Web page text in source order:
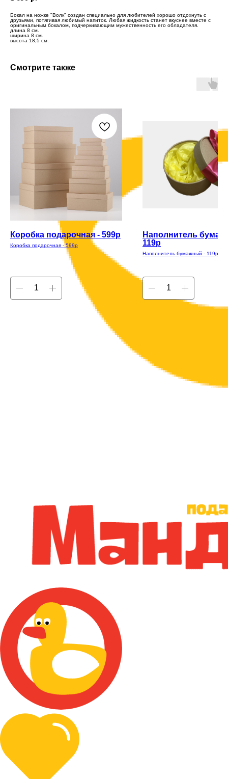
Бокал на ножке "Волк" создан специально для любителей хорошо отдохнуть с
друзьями, потягивая любимый напиток. Любая жидкость станет вкуснее вместе с
оригинальным бокалом, подчеркивающим мужественность его обладателя.
длина 8 см.
ширина 8 см.
высота 18,5 см.
Смотрите также
Коробка подарочная - 599р
Коробка подарочная - 599р
Наполнитель
119р
Наполнитель бумажный - 119р